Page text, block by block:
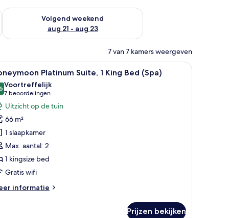
weekend aug 14 - aug 16
Volgend weekend
aug 21 - aug 23
De beschikbaarheid controleren voor volgend weekend aug
7 van 7 kamers weergeven
bijzettafeltje.
een kleine eettafel met stoelen, een bank en uitzicht op de keuken.
Een moderne slaapkamer met een groot
9 Platinum Suite, 1 King Bed (Spa)
van 10
Voortreffelijk
7 beoordelingen
(7
beoordelingen)
Uitzicht op de tuin
66 m²
1 slaapkamer
Max. aantal: 2
1 kingsize bed
Gratis wifi
informatie
Prijzen bekijken